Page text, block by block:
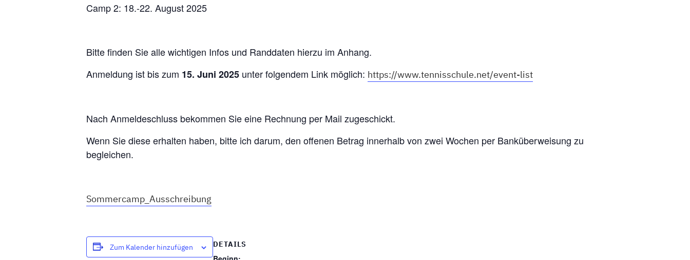
Camp 2: 18.-22. August 2025
Bitte finden Sie alle wichtigen Infos und Randdaten hierzu im Anhang.
Anmeldung ist bis zum 15. Juni 2025 unter folgendem Link möglich: https://www.tennisschule.net/event-list
Nach Anmeldeschluss bekommen Sie eine Rechnung per Mail zugeschickt.
Wenn Sie diese erhalten haben, bitte ich darum, den offenen Betrag innerhalb von zwei Wochen per Banküberweisung zu
begleichen.
Sommercamp_Ausschreibung
Zum Kalender hinzufügen DETAILS